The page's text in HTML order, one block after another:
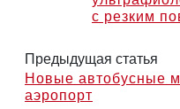
с резким
Предыдущая статья
Новые автобусные
аэропорт